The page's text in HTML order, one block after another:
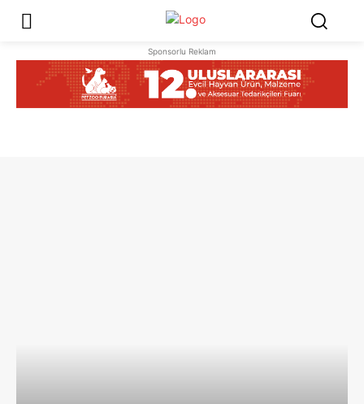
Sponsorlu Reklam